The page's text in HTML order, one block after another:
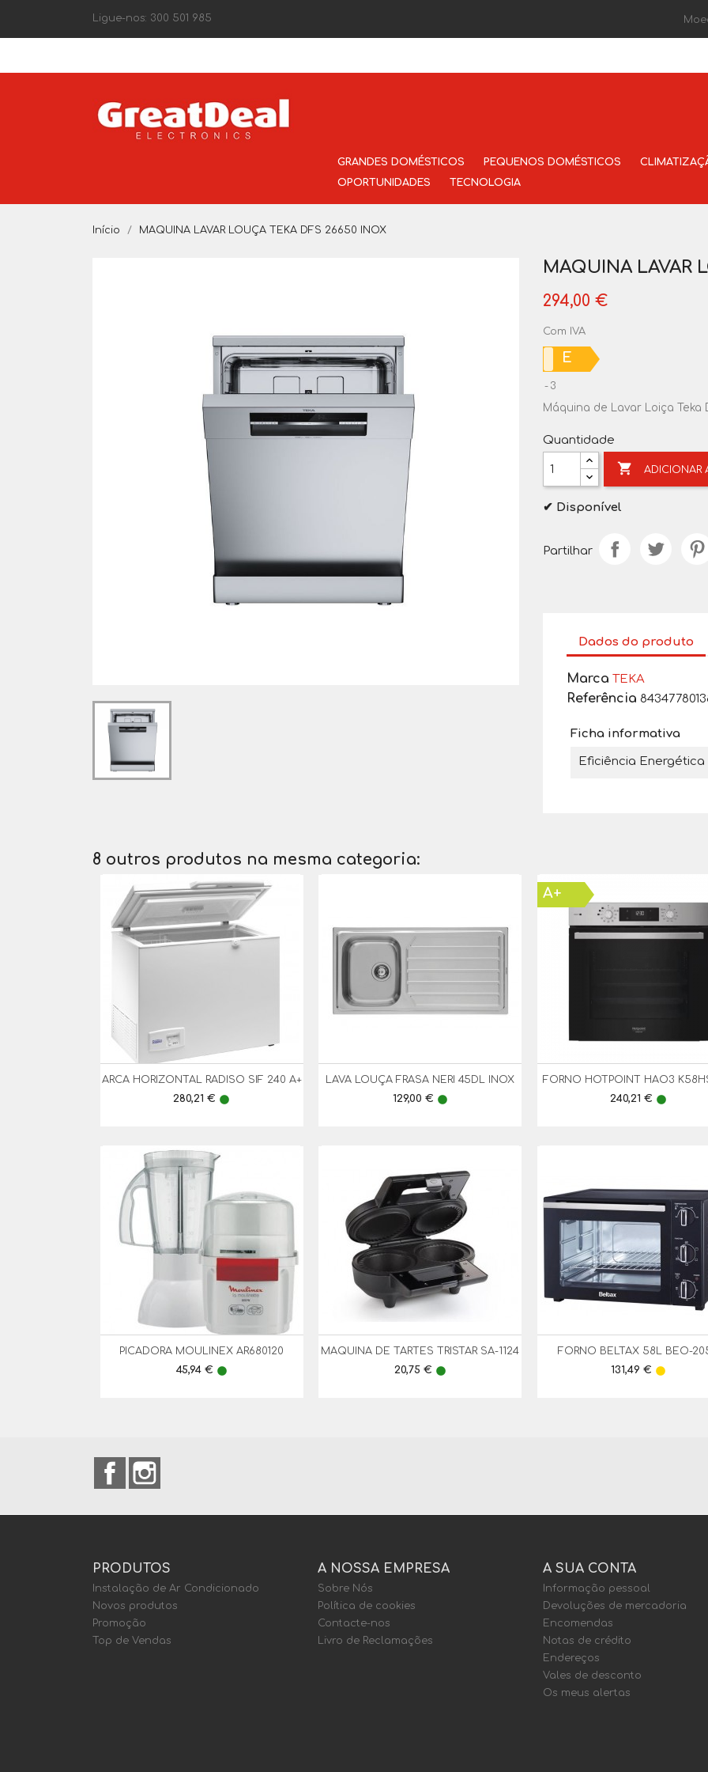
Ligue-nos: 300 501 985
GRANDES DOMÉSTICOS PEQUENOS DOMÉSTICOS
OPORTUNIDADES
TECNOLOGIA
Início MAQUINA LAVAR LOUÇA TEKA DFS 26650 INOX
MAQUINA LAVAR
294,00 €
Com IVA
E
3
Máquina de Lavar Loiça Teka
Quantidade
 ADICIONAR
✔ Disponível
Partilhar
Dados do produto
Marca TEKA
Referência
Ficha informativa
Eficiência Energética
8 outros produtos na mesma categoria:
ARCA HORIZONTAL RADISO SIF 240 A+
Preço
280,21 € lens
Vista Rápida
LAVA LOUÇA FRASA NERI 45DL INOX
Preço
129,00 € lens
Vista Rápida
FORNO HOTPOINT HAO3
Preço
240,21 € lens
A+
 Vista Rápida
PICADORA MOULINEX AR680120
Preço
45,94 € lens
Vista Rápida
MAQUINA DE TARTES TRISTAR SA-1124
Preço
20,75 € lens
Vista Rápida
FORNO BELTAX 58L BEO-
Preço
131,49 € lens
Vista Rápida
Facebook
PRODUTOS
Instalação de Ar Condicionado
Novos produtos
Promoção
Top de Vendas
A NOSSA EMPRESA
Sobre Nós
Política de cookies
Contacte-nos
Livro de Reclamações
A SUA CONTA
Informação pessoal
Devoluções de mercadoria
Encomendas
Notas de crédito
Endereços
Vales de desconto
Os meus alertas